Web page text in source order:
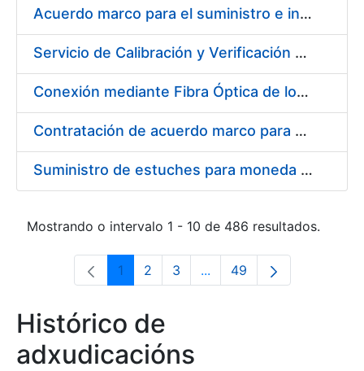
Acuerdo marco para el suministro e instalación de persianas, estores y otros complementos
Servicio de Calibración y Verificación Externa de los Equipos de Medición del Servicio de Prevención de la FNMT-RCM
Conexión mediante Fibra Óptica de los Centros de Proceso de Datos (CPDs) de las sedes de la FNMT-RCM de Burgos y Madrid
Contratación de acuerdo marco para el Suministro de Material de Electricidad para la Fábrica Nacional de Moneda y Timbre-Real Casa de la Moneda en su centro de trabajo de Burgos
Suministro de estuches para moneda de 30 €
Mostrando o intervalo 1 - 10 de 486 resultados.
Páxina
1 Páxina
2 Páxina
3 ...Páxinas intermedias Use
Páxina
49
Histórico de
adxudicacións